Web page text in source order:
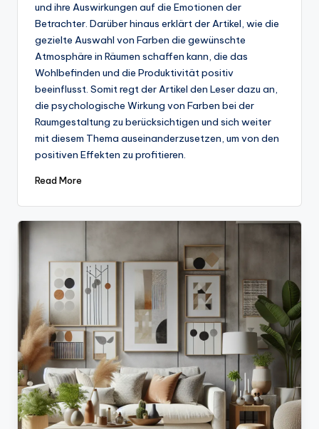
und ihre Auswirkungen auf die Emotionen der
Betrachter. Darüber hinaus erklärt der Artikel, wie die
gezielte Auswahl von Farben die gewünschte
Atmosphäre in Räumen schaffen kann, die das
Wohlbefinden und die Produktivität positiv
beeinflusst. Somit regt der Artikel den Leser dazu an,
die psychologische Wirkung von Farben bei der
Raumgestaltung zu berücksichtigen und sich weiter
mit diesem Thema auseinanderzusetzen, um von den
positiven Effekten zu profitieren.
Read More